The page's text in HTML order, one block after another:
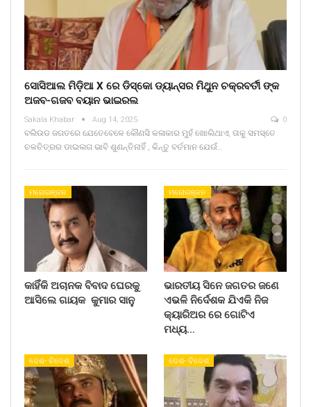
ସୋସିଆଲ ମିଡ଼ିଆ X ରେ ଡିସ୍କୋ ଡ୍ୟାନ୍ସର ମିଥୁନ ଚକ୍ରବର୍ତୀ ଙ୍କ
ଅଜବ-ଗଜବ ବୟାନ ଭାଇରଲ
Sakala Khabar Aug 14, 2025 0
ବଲିଉଡ ଜଗତରେ ଯେତେବେଳେ କୌଣସି କଳାକାର ମୁହଁ ଖୋଲିଥାଏ, ତାକୁ ସମସ୍ତେ
ଚଳଚିତ୍ରର ଡାଇଲଗ ଭାବି ଶୁଣନ୍ତିନାହିଁ , କିନ୍ତୁ ବର୍ତମାନ ଯେଉଁ…
ମନୋରଞ୍ଜନ
କାହିଁକି ଅଚାନକ ବିବାଦ ଘେରକୁ
ଆସିଲେ ଗାୟକ କୁମାର ସାନୁ
ମନୋରଞ୍ଜନ
ଭାରତୀୟ ସିନେ ଜଗତର ଜଣେ
ଏଭଳି ନିର୍ଦେଶକ ଯିଏକି ନିଜ
କ୍ୟାରିଅର ରେ ଗୋଟିଏ
ମଧ୍ୟ…
ଦେଶ- ବିଦେଶ ଦେଶ- ବିଦେଶ